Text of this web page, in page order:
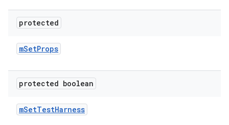
protected
mSetProps
protected boolean
mSetTestHarness